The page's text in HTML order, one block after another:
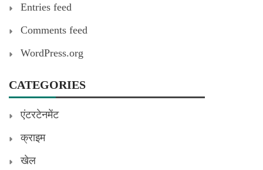
Entries feed
Comments feed
WordPress.org
CATEGORIES
एंटरटेनमेंट
क्राइम
खेल